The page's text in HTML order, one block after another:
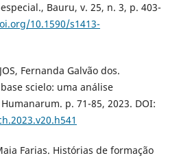
Bauru, v. 25, n. 3, p. 403-
10.1590/s1413-
Fernanda Galvão dos.
scielo: uma análise
p. 71-85, 2023. DOI:
Farias. Histórias de formação